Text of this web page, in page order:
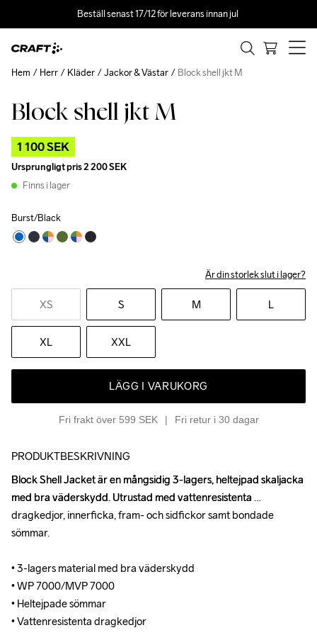
Beställ senast 17/12 för leverans innan jul
Block shell jkt M
1 100 SEK
Ursprungligt pris2 200 SEK
Finns i lager
Burst/Black
Är din storlek slut i lager?
XS S M L
XL XXL
LÄGG I VARUKORG
Fri frakt över 599 SEK Fri retur i 30 dagar
Hem Herr Kläder Jackor & Västar Block shell jkt M
Outlet
PRODUKTBESKRIVNING
Block Shell Jacket är en mångsidig 3-lagers, heltejpad skaljacka
med bra väderskydd. Utrustad med vattenresistenta
dragkedjor, innerficka, fram- och sidfickor samt bondade
sömmar.
• 3-lagers material med bra väderskydd
• WP 7000/MVP 7000
• Heltejpade sömmar
• Vattenresistenta dragkedjor
Block Shell Jacket är en mångsidig 3-lagers, heltejpad skaljacka
med bra väderskydd. Utrustad med vattenresistenta
dragkedjor, innerficka, fram- och sidfickor samt bondade
sömmar.
• 3-lagers material med bra väderskydd
• WP 7000/MVP 7000
• Heltejpade sömmar
• Vattenresistenta dragkedjor